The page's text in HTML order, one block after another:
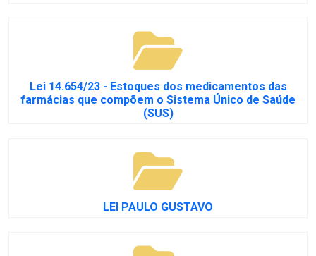
Lei 14.654/23 - Estoques dos medicamentos das
farmácias que compõem o Sistema Único de Saúde
(SUS)
LEI PAULO GUSTAVO